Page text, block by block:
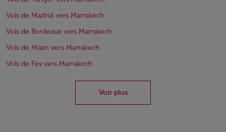
Vols de Madrid vers Marrakech
Vols de Bordeaux vers Marrakech
Vols de Milan vers Marrakech
Vols de Fès vers Marrakech
Voir plus